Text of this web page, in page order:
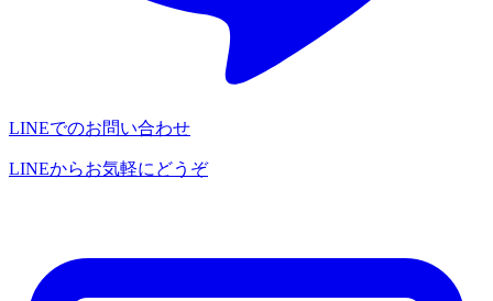
LINEでのお問い合わせ
LINEからお気軽にどうぞ